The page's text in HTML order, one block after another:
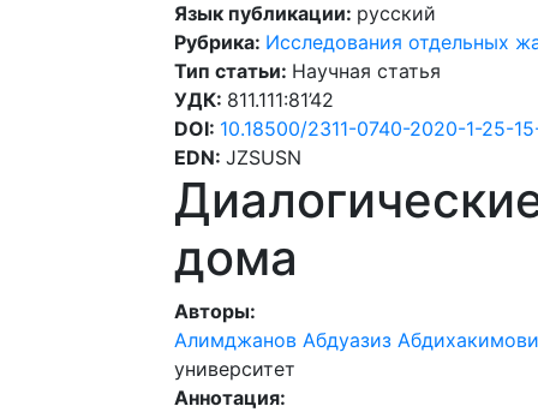
Язык публикации: русский
Рубрика: Исследования отдельных
Тип статьи: Научная статья
УДК: 811.111:81’42
DOI: 10.18500/2311-0740-2020-1-25-
EDN: JZSUSN
дома
Авторы:
Алимджанов Абдуазиз
университет
Аннотация: